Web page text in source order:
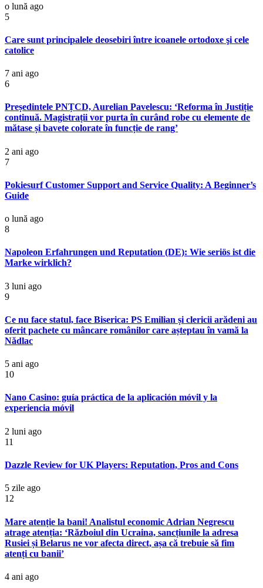
o lună ago
5
Care sunt principalele deosebiri între icoanele ortodoxe şi cele
catolice
7 ani ago
6
Președintele PNȚCD, Aurelian Pavelescu: ‘Reforma în Justiție
continuă. Magistrații vor purta în curând robe cu elemente de
mătase și bavete colorate în funcție de rang’
2 ani ago
7
Pokiesurf Customer Support and Service Quality: A Beginner’s
Guide
o lună ago
8
Napoleon Erfahrungen und Reputation (DE): Wie seriös ist die
Marke wirklich?
3 luni ago
9
Ce nu face statul, face Biserica: PS Emilian și clericii arădeni au
oferit pachete cu mâncare românilor care așteptau în vamă la
Nădlac
5 ani ago
10
Nano Casino: guía práctica de la aplicación móvil y la
experiencia móvil
2 luni ago
11
Dazzle Review for UK Players: Reputation, Pros and Cons
5 zile ago
12
Mare atenție la bani! Analistul economic Adrian Negrescu
atrage atenția: ‘Războiul din Ucraina, sancțiunile la adresa
Rusiei și Belarus ne vor afecta direct, așa că trebuie să fim
atenți cu banii’
4 ani ago